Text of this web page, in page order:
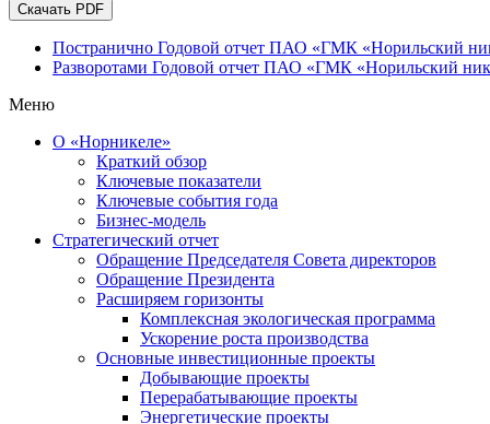
Скачать PDF
Постранично Годовой отчет ПАО «ГМК «Норильский
Разворотами Годовой отчет ПАО «ГМК «Норильский
Меню
О «Норникеле»
Краткий обзор
Ключевые показатели
Ключевые события года
Бизнес-модель
Стратегический отчет
Обращение Председателя Совета директоров
Обращение Президента
Расширяем горизонты
Комплексная экологическая программа
Ускорение роста производства
Основные инвестиционные проекты
Добывающие проекты
Перерабатывающие проекты
Энергетические проекты